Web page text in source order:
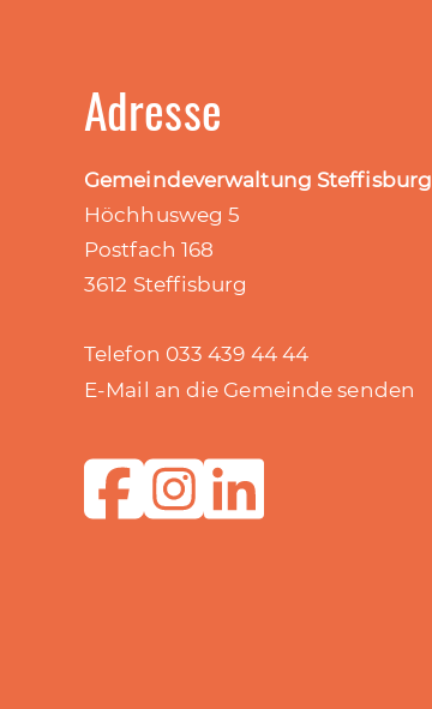
Adresse
Gemeindeverwaltung Steffisburg
Höchhusweg 5
Postfach 168
3612 Steffisburg
Telefon 033 439 44 44
E-Mail an die Gemeinde senden